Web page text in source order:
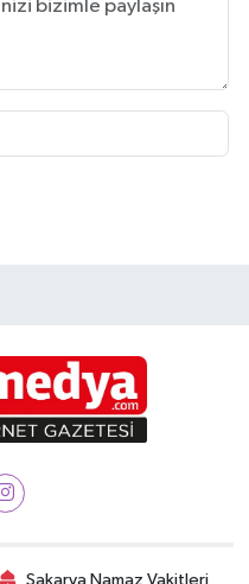
Sakarya Namaz Vakitleri